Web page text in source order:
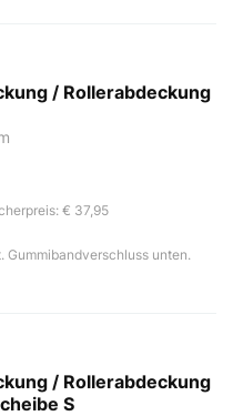
/ Rollerabdeckung
€ 37,95
Gummibandverschluss unten.
/ Rollerabdeckung
S